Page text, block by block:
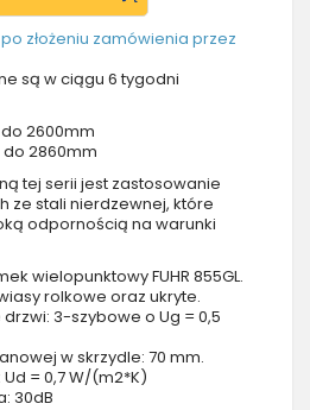
złożeniu zamówienia przez
są w ciągu 6 tygodni
2600mm
2860mm
tej serii jest zastosowanie
ze stali nierdzewnej, które
odpornością na warunki
wielopunktowy FUHR 855GL.
rolkowe oraz ukryte.
3-szybowe o Ug = 0,5
w skrzydle: 70 mm.
= 0,7 W/(m2*K)
30dB